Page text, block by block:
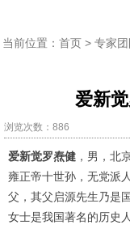
当前位置： 首页> 专家团
爱新
浏览次数：886
爱新觉罗焘健 ，男，北
雍正帝十世孙，无党派
父，其父启源先生乃是
女士是我国著名的历史